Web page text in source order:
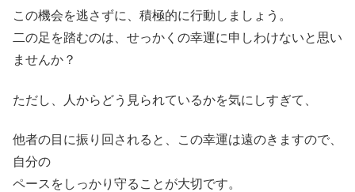
この機会を逃さずに、積極的に行動しましょう。
二の足を踏むのは、せっかくの幸運に申しわけないと思い
ませんか？
ただし、人からどう見られているかを気にしすぎて、
他者の目に振り回されると、この幸運は遠のきますので、
自分の
ペースをしっかり守ることが大切です。